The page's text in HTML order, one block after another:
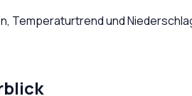
Temperaturtrend und